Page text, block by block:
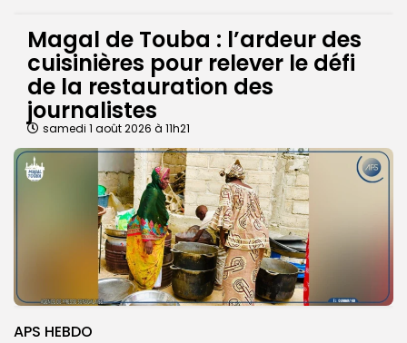
Magal de Touba : l’ardeur des
cuisinières pour relever le défi
de la restauration des
journalistes
samedi 1 août 2026 à 11h21
APS HEBDO